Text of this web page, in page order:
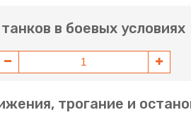
в боевых условиях
трогание и